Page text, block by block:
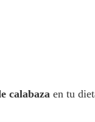
calabaza en tu